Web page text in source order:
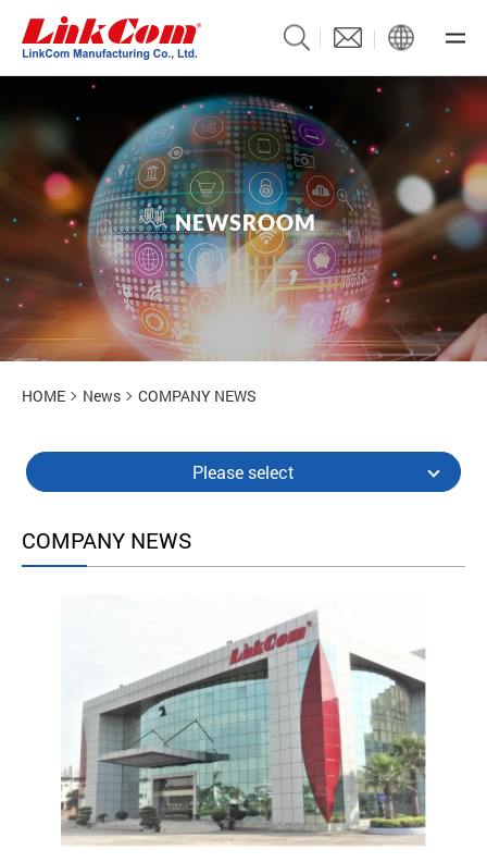
NEWSROOM
News
HOME News COMPANY NEWS
Please select
COMPANY NEWS